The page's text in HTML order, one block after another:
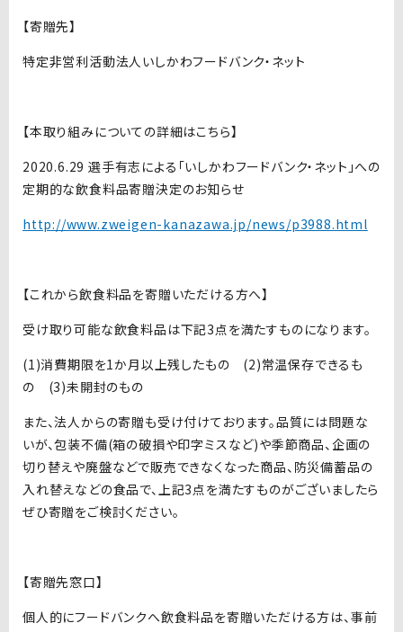
【寄贈先】
特定非営利活動法人いしかわフードバンク・ネット
【本取り組みについての詳細はこちら】
2020.6.29 選手有志による「いしかわフードバンク・ネット」への
定期的な飲食料品寄贈決定のお知らせ
http://www.zweigen-kanazawa.jp/news/p3988.html
【これから飲食料品を寄贈いただける方へ】
受け取り可能な飲食料品は下記3点を満たすものになります。
(1)消費期限を1か月以上残したもの (2)常温保存できるも
の (3)未開封のもの
また、法人からの寄贈も受け付けております。品質には問題な
いが、包装不備(箱の破損や印字ミスなど)や季節商品、企画の
切り替えや廃盤などで販売できなくなった商品、防災備蓄品の
入れ替えなどの食品で、上記3点を満たすものがございましたら
ぜひ寄贈をご検討ください。
【寄贈先窓口】
個人的にフードバンクへ飲食料品を寄贈いただける方は、事前